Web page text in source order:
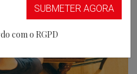
SUBMETER AGORA
com o RGPD